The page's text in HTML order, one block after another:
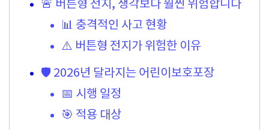
🚨 버튼형 전지, 생각보다 훨씬 위험합니다
📊 충격적인 사고 현황
⚠️ 버튼형 전지가 위험한 이유
🛡️ 2026년 달라지는 어린이보호포장
📅 시행 일정
🎯 적용 대상